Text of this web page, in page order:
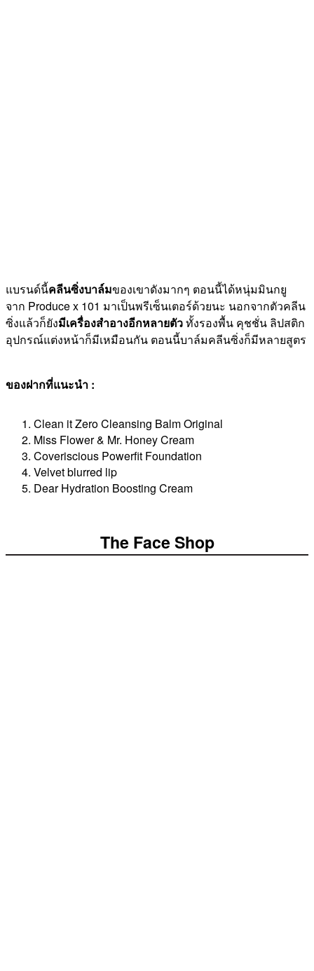
แบรนด์นี้คลีนซิ่งบาล์มของเขาดังมากๆ ตอนนี้ได้หนุ่มมินกยู
จาก Produce x 101 มาเป็นพรีเซ็นเตอร์ด้วยนะ นอกจากตัวคลีน
ซิ่งแล้วก็ยังมีเครื่องสำอางอีกหลายตัวทั้งรองพื้น คุชชั่น ลิปสติก
อุปกรณ์แต่งหน้าก็มีเหมือนกัน ตอนนี้บาล์มคลีนซิ่งก็มีหลายสูตร
ของฝากที่แนะนำ :
Clean it Zero Cleansing Balm Original
Miss Flower & Mr. Honey Cream
Coveriscious Powerfit Foundation
Velvet blurred lip
Dear Hydration Boosting Cream
The Face Shop